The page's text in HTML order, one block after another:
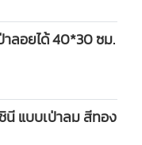
ลอยได้ 40*30 ซม.
นี แบบเป่าลม สีทอง